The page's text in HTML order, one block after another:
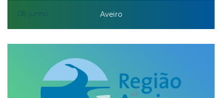
08 junho Aveiro